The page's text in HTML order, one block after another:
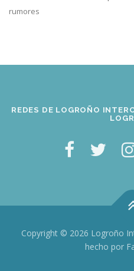
rumores
REDES DE LOGROÑO
Copyright © 2026 Logroño
hecho por